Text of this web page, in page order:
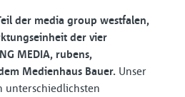
der media group westfalen,
der vier
MEDIA, rubens,
Medienhaus Bauer. Unser
unterschiedlichsten